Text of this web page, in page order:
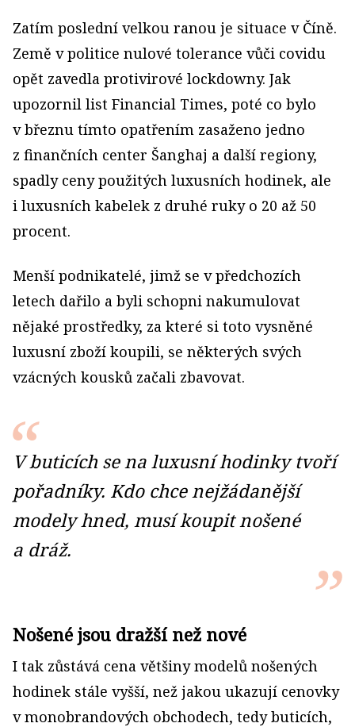
Zatím poslední velkou ranou je situace v Číně.
Země v politice nulové tolerance vůči covidu
opět zavedla protivirové lockdowny. Jak
upozornil list Financial Times, poté co bylo
v březnu tímto opatřením zasaženo jedno
z finančních center Šanghaj a další regiony,
spadly ceny použitých luxusních hodinek, ale
i luxusních kabelek z druhé ruky o 20 až 50
procent.
Menší podnikatelé, jimž se v předchozích
letech dařilo a byli schopni nakumulovat
nějaké prostředky, za které si toto vysněné
luxusní zboží koupili, se některých svých
vzácných kousků začali zbavovat.
V buticích se na luxusní hodinky tvoří
pořadníky. Kdo chce nejžádanější
modely hned, musí koupit nošené
a dráž.
Nošené jsou dražší než nové
I tak zůstává cena většiny modelů nošených
hodinek stále vyšší, než jakou ukazují cenovky
v monobrandových obchodech, tedy buticích,